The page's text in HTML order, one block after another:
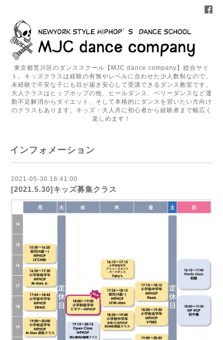
東京都荒川区のダンススクール【MJC dance company】総合サイ
ト。キッズクラスは経験の有無やレベルに合わせた少人数制なので、
未経験で不安な子にも目が届き安心して受講できるダンス教室です。
大人クラスはヒップホップの他、ヒールダンス、ベリーダンスなど運
動不足解消からダイエット、そして本格的にダンスを習いたい方向け
のクラスもあります。キッズ・大人共に初心者から経験者まで幅広く
楽しめます！
インフォメーション
2021-05-30 16:41:00
[2021.5.30]キッズ募集クラス